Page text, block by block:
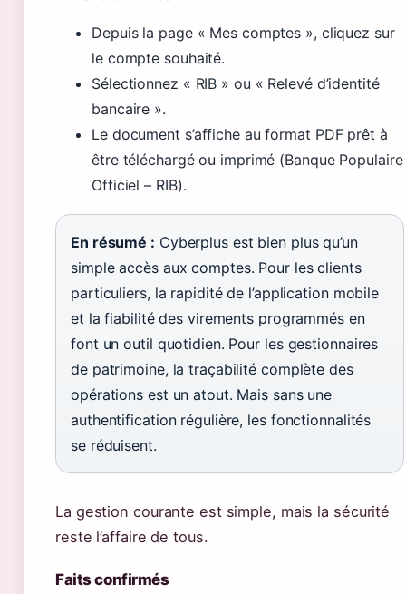
Depuis la page « Mes comptes », cliquez sur
le compte souhaité.
Sélectionnez « RIB » ou « Relevé d’identité
bancaire ».
Le document s’affiche au format PDF prêt à
être téléchargé ou imprimé (Banque Populaire
Officiel – RIB).
En résumé : Cyberplus est bien plus qu’un
simple accès aux comptes. Pour les clients
particuliers, la rapidité de l’application mobile
et la fiabilité des virements programmés en
font un outil quotidien. Pour les gestionnaires
de patrimoine, la traçabilité complète des
opérations est un atout. Mais sans une
authentification régulière, les fonctionnalités
se réduisent.
La gestion courante est simple, mais la sécurité
reste l’affaire de tous.
Faits confirmés